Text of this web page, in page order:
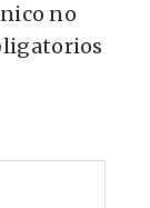
no